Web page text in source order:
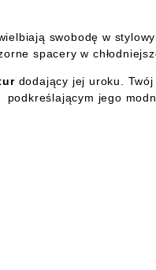
swobodę w
spacery w
dodający jej uroku. Twój
podkreślającym jego